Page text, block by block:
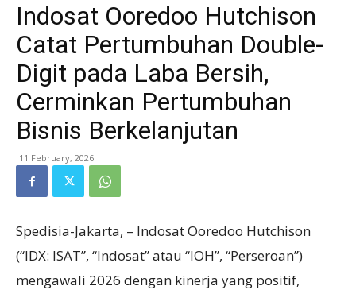
Indosat Ooredoo Hutchison
Catat Pertumbuhan Double-
Digit pada Laba Bersih,
Cerminkan Pertumbuhan
Bisnis Berkelanjutan
11 February, 2026
Spedisia-Jakarta, – Indosat Ooredoo Hutchison
(“IDX: ISAT”, “Indosat” atau “IOH”, “Perseroan”)
mengawali 2026 dengan kinerja yang positif,